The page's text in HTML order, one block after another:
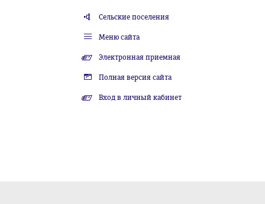
Сельские поселения
Меню сайта
Электронная приемная
Полная версия сайта
Вход в личный кабинет